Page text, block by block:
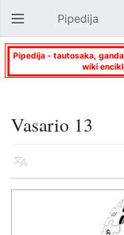
Atverti pagrindinį meniu Pipedija
Pipedija - tautosaka,
wiki
Vasario 13
Kalba